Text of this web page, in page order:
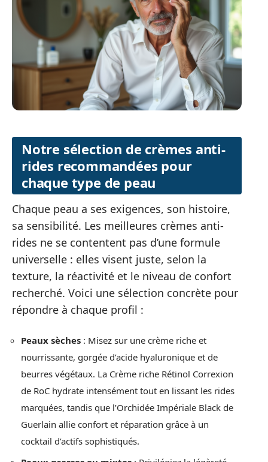
Notre sélection de crèmes anti-
rides recommandées pour
chaque type de peau
Chaque peau a ses exigences, son histoire,
sa sensibilité. Les meilleures crèmes anti-
rides ne se contentent pas d’une formule
universelle : elles visent juste, selon la
texture, la réactivité et le niveau de confort
recherché. Voici une sélection concrète pour
répondre à chaque profil :
Peaux sèches : Misez sur une crème riche et
nourrissante, gorgée d’acide hyaluronique et de
beurres végétaux. La Crème riche Rétinol Correxion
de RoC hydrate intensément tout en lissant les rides
marquées, tandis que l’Orchidée Impériale Black de
Guerlain allie confort et réparation grâce à un
cocktail d’actifs sophistiqués.